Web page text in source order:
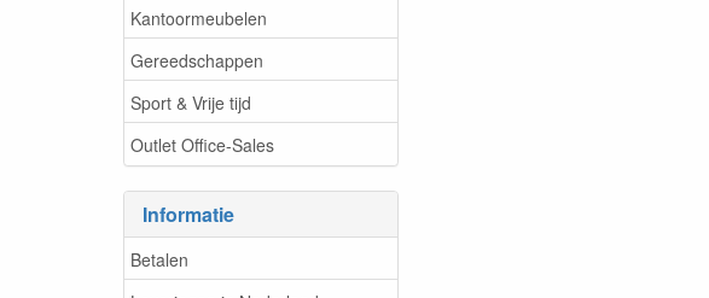
Kantoormeubelen
Gereedschappen
Sport & Vrije tijd
Outlet Office-Sales
Informatie
Betalen